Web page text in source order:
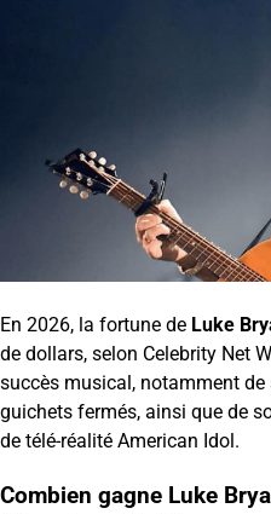
En 2026, la fortune de Luke
de dollars, selon Celebrity Net
succès musical, notamment
guichets fermés, ainsi que de
de télé-réalité American Idol.
Combien gagne Luke